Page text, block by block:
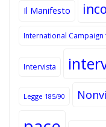
Il Manifesto
International
Intervista
Legge 185/90